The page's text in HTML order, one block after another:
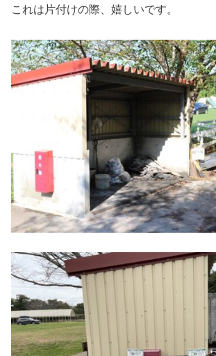
これは片付けの際、嬉しいです。